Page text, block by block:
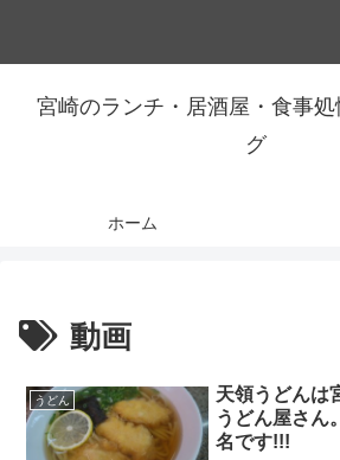
宮崎のランチ・居酒屋・食事
グ
ホーム
動画
うどん
天領うどんは
うどん屋さん
名です!!!